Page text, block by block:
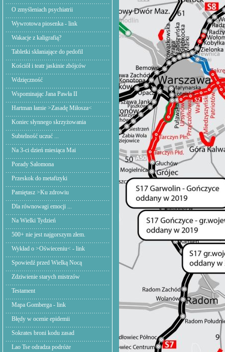
O zmyśleniach psychiatrii
Wywrotowa piosenka - link
Wakacje z kaligrafią?
Tabletki skłaniające do pedofil
Kościół i teatr jaskinie zbójców
Wdzięczność
Wspominając Jana Pawła II
Hartman łamie >Zasadę Miłosza<
Koniec słynnego skrzyżowania
Subtelność uczuć ...
Na 3-ci dzień miesiąca Mai
Porady Salomona
Przeskok do metafizyki
Pamiętasz >Ku zdrowiu
Dla równowagi emocji ...
Na Wielki Tydzień
500+ nie jest najgorszym złem.
Wykład o >Oświeceniu< - link
Spowiedź przed Wielką Nocą
Zdziwienie starych mistrzów
Testament
Mapa Gomberga - link
Błędy w ocenie epidemii
Sokrates broni kodu zasad
Lao Tse odradza podróże